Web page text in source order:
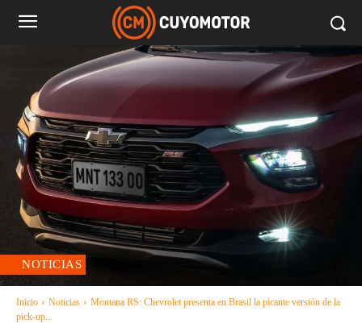
NOTICIAS
Inicio Noticias
Montana RS: Chevrolet presenta en Brasil la picante versión de la
pick-up...